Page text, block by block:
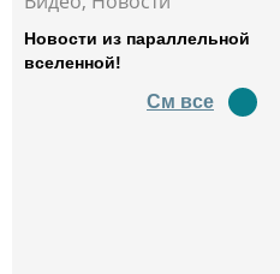
Новости из параллельной
вселенной!
См все